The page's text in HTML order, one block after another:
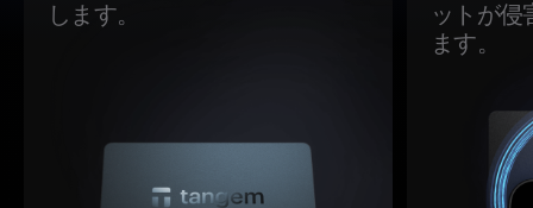
します。
ットが侵
ます。